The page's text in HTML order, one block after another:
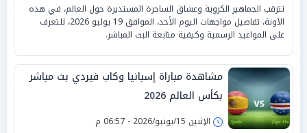
تترقب الجماهير الكروية وعشاق الساحرة المستديرة حول العالم، في هذه
الآونة، تفاصيل مواجهات اليوم الأحد، الموافق 19 يوليو 2026، للتعرف
على المواعيد الرسمية وكيفية متابعة البث المباشر.
مشاهدة مباراة إسبانيا وكاب فيردي بث مباشر
بكأس العالم 2026
الإثنين 15/يونيو/2026 - 06:57 م